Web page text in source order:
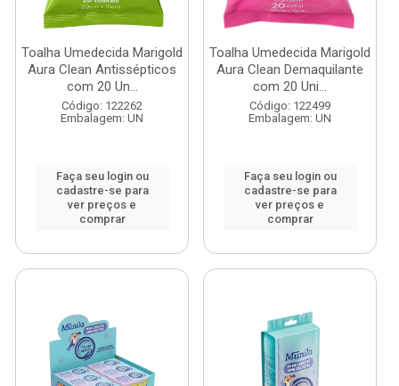
Toalha Umedecida Marigold
Aura Clean Antissépticos
com 20 Un...
Código: 122262
Embalagem: UN
Faça seu login ou
cadastre-se para
ver preços e
comprar
Toalha Umedecida Marigold
Aura Clean Demaquilante
com 20 Uni...
Código: 122499
Embalagem: UN
Faça seu login ou
cadastre-se para
ver preços e
comprar